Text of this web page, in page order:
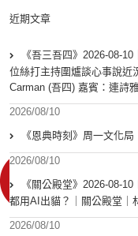
近期文章
《吾三吾四》2026-08-
位絲打主持圍爐談心事說近
Carman (吾四) 嘉賓：連詩
2026/08/10
《恩典時刻》周一文化
2026/08/10
《關公殿堂》2026-08-
都用AI出貓？｜關公殿堂｜
2026/08/10